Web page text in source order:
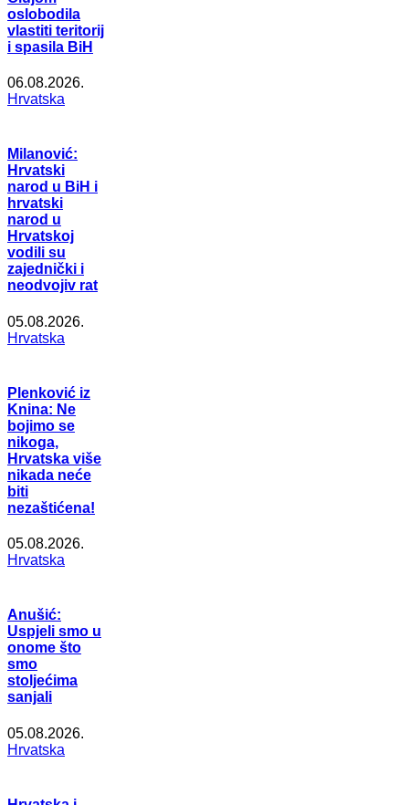
oslobodila
vlastiti teritorij
i spasila BiH
06.08.2026.
Hrvatska
Milanović:
Hrvatski
narod u BiH i
hrvatski
narod u
Hrvatskoj
vodili su
zajednički i
neodvojiv rat
05.08.2026.
Hrvatska
Plenković iz
Knina: Ne
bojimo se
nikoga,
Hrvatska više
nikada neće
biti
nezaštićena!
05.08.2026.
Hrvatska
Anušić:
Uspjeli smo u
onome što
smo
stoljećima
sanjali
05.08.2026.
Hrvatska